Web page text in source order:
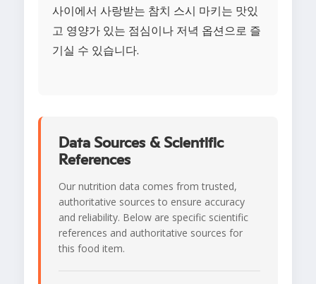
사이에서 사랑받는 참치 스시 마키는 맛있
고 영양가 있는 점심이나 저녁 옵션으로 즐
기실 수 있습니다.
Data Sources & Scientific
References
Our nutrition data comes from trusted,
authoritative sources to ensure accuracy
and reliability. Below are specific scientific
references and authoritative sources for
this food item.